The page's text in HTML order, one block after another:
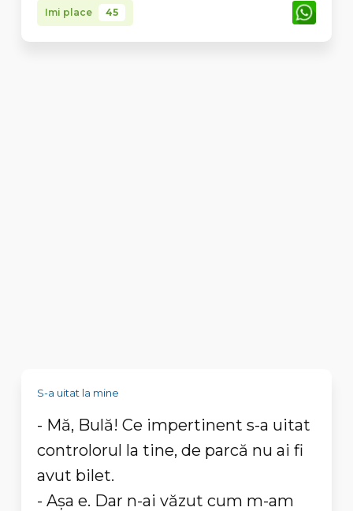
Imi place 45
S-a uitat la mine
- Mă, Bulă! Ce impertinent s-a uitat
controlorul la tine, de parcă nu ai fi
avut bilet.
- Așa e. Dar n-ai văzut cum m-am